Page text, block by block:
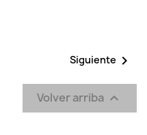
Siguiente 
Volver arriba 